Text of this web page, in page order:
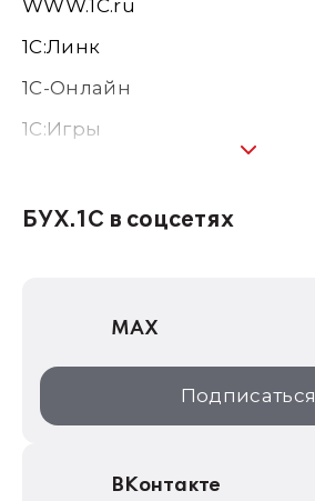
WWW.1С.ru
1С:Линк
1С-Онлайн
1C:Игры
1С:Консалтинг
1С:Дистрибьюция
1С:Образование
ИТС.1C.ru
БУХ.1С в соцсетях
MAX
Подписаться
ВКонтакте